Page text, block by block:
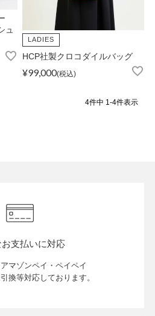
ュ
LADIES
HCP社製クロコダイルバッグ
¥99,000 税込
4件中 1-4件表示
支払いに対応
マゾンペイ・ペイペイ
換等対応しております。